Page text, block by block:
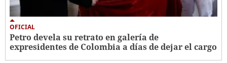
OFICIAL
Petro devela su retrato en galería de
expresidentes de Colombia a días de dejar el cargo